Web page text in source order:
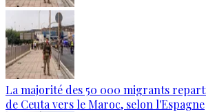
La majorité des 50 000 migrants
de Ceuta vers le Maroc, selon l'Espagne